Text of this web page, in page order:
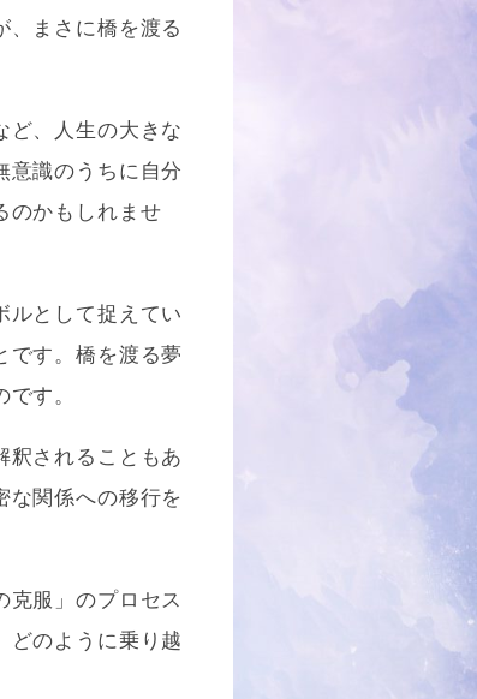
、まさに橋を渡る
ど、人生の大きな
意識のうちに自分
のかもしれませ
ルとして捉えてい
です。橋を渡る夢
す。
釈されることもあ
な関係への移行を
服」のプロセス
どのように乗り越